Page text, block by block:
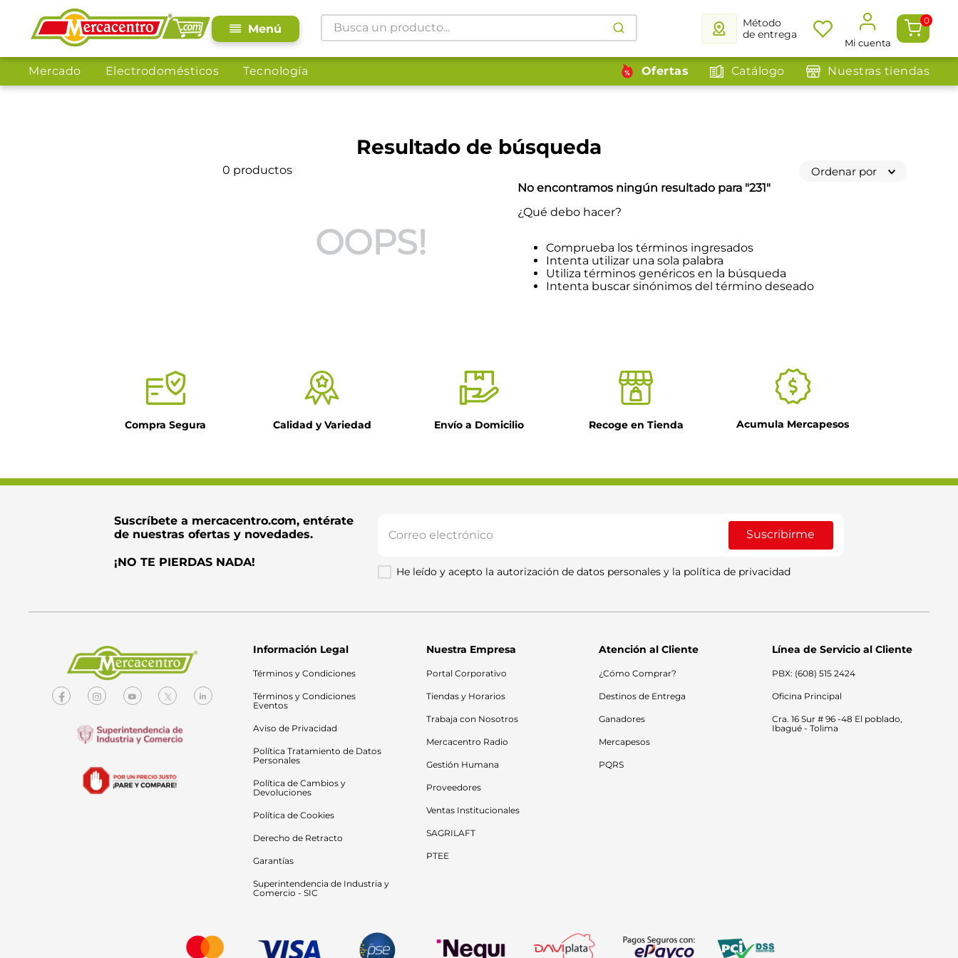
Busca un producto...
Método
de entrega
Mi cuenta
0
Mercado Electrodomésticos Tecnología Ofertas Catálogo Nuestras tiendas
Resultado de búsqueda
0 productos Ordenar por
OOPS!
No encontramos ningún resultado para "231"
¿Qué debo hacer?
Comprueba los términos ingresados
Intenta utilizar una sola palabra
Utiliza términos genéricos en la búsqueda
Intenta buscar sinónimos del término deseado
Compra Segura Calidad y Variedad Envío a Domicilio Recoge en Tienda Acumula Mercapesos
Suscríbete a mercacentro.com, entérate
de nuestras ofertas y novedades.
¡NO TE PIERDAS NADA!
Suscribirme
He leído y acepto la autorización de datos personales y la política de privacidad
Información Legal
Términos y Condiciones
Términos y Condiciones
Eventos
Aviso de Privacidad
Política Tratamiento de Datos
Personales
Política de Cambios y
Devoluciones
Política de Cookies
Derecho de Retracto
Garantías
Superintendencia de Industria y
Comercio - SIC
Nuestra Empresa
Portal Corporativo
Tiendas y Horarios
Trabaja con Nosotros
Mercacentro Radio
Gestión Humana
Proveedores
Ventas Institucionales
SAGRILAFT
PTEE
Atención al Cliente
¿Cómo Comprar?
Destinos de Entrega
Ganadores
Mercapesos
PQRS
Línea de Servicio al Cliente
PBX: (608) 515 2424
Oficina Principal
Cra. 16 Sur # 96 -48 El poblado,
Ibagué - Tolima